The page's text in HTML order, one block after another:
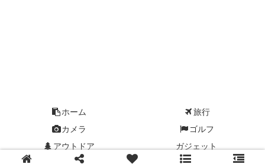
ホーム
旅行
カメラ
ゴルフ
アウトドア
ガジェット